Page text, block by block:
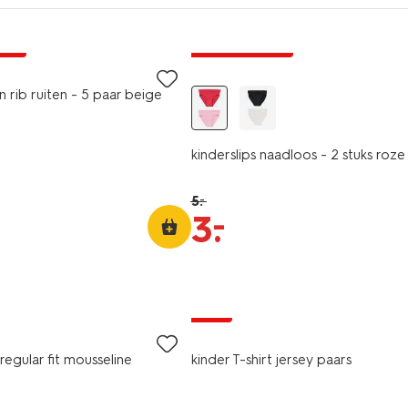
rib ruiten - 5 paar beige
kinderslips naadloos - 2 stuks roze
5.–
3.
–
fit mousseline
kinder T-shirt jersey paars